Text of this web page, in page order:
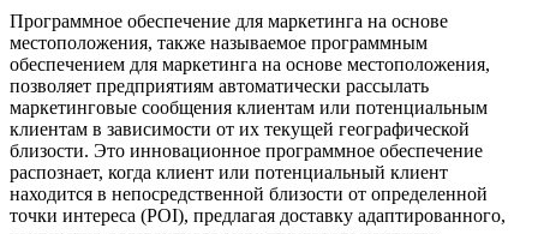
Программное обеспечение для маркетинга на основе
местоположения, также называемое программным
обеспечением для маркетинга на основе местоположения,
позволяет предприятиям автоматически рассылать
маркетинговые сообщения клиентам или потенциальным
клиентам в зависимости от их текущей географической
близости. Это инновационное программное обеспечение
распознает, когда клиент или потенциальный клиент
находится в непосредственной близости от определенной
точки интереса (POI), предлагая доставку адаптированного,